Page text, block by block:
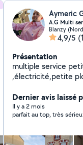
Aymeric
A.G Multi
Blanzy
4,9/5
Présentation
multiple service
,électricité,petite
,menuiseries,
Dernier avis laissé
Il y a 2 mois
parfait au top, très